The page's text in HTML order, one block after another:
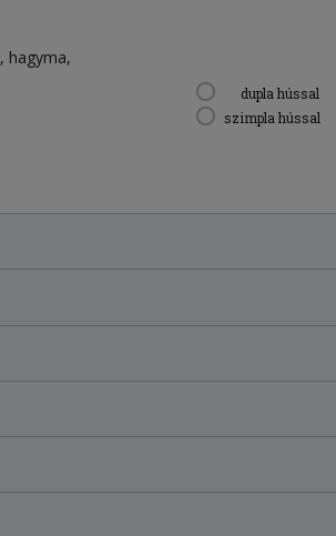
hagyma
dupla hússal
szimpla hússal